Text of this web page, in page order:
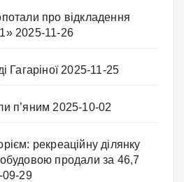
про відкладення
2025-11-26
Гагаріної 2025-11-25
п’яним 2025-10-02
рекреаційну ділянку
продали за 46,7
09-29